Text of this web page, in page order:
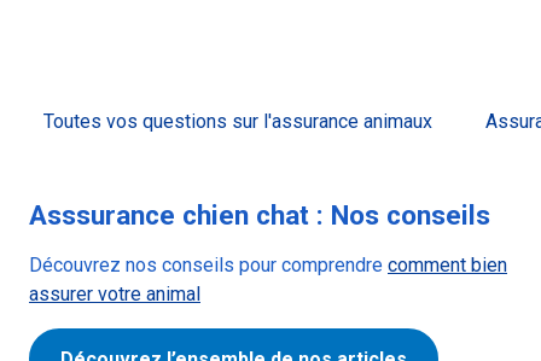
Toutes vos questions sur l'assurance animaux
Asssurance chien chat : Nos conseils
Découvrez nos conseils pour comprendre comment bien
assurer votre animal